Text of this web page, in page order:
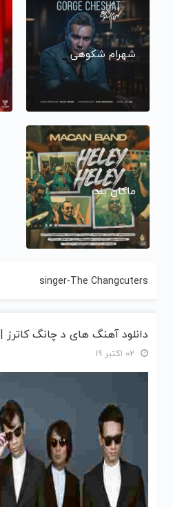
شهرام شکوهی
ماکان بند
singer-The Changcuters
دانلود آهنگ های د چانگ کاترز | The Changcuters